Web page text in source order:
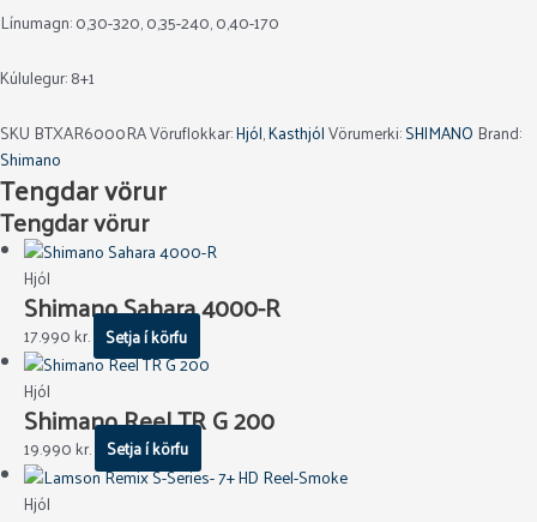
Línumagn: 0,30-320, 0,35-240, 0,40-170
Kúlulegur: 8+1
SKU BTXAR6000RAVöruflokkar:Hjól,KasthjólVörumerki:SHIMANO Brand:
Shimano
Tengdar vörur
Tengdar vörur
Hjól
Shimano Sahara 4000-R
17.990kr. Setja í körfu
Hjól
Shimano Reel TR G 200
19.990kr. Setja í körfu
Hjól